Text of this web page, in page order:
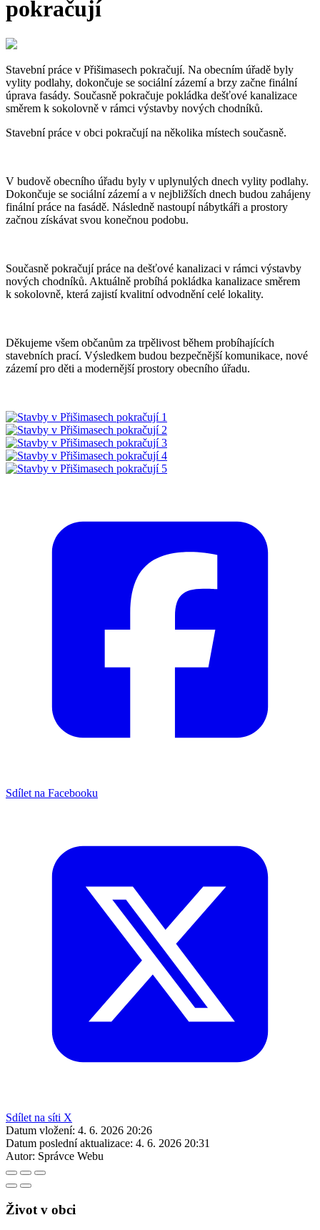
pokračují
Stavební práce v Přišimasech pokračují. Na obecním úřadě byly
vylity podlahy, dokončuje se sociální zázemí a brzy začne finální
úprava fasády. Současně pokračuje pokládka dešťové kanalizace
směrem k sokolovně v rámci výstavby nových chodníků.
Stavební práce v obci pokračují na několika místech současně.
V budově obecního úřadu byly v uplynulých dnech vylity podlahy.
Dokončuje se sociální zázemí a v nejbližších dnech budou zahájeny
finální práce na fasádě. Následně nastoupí nábytkáři a prostory
začnou získávat svou konečnou podobu.
Současně pokračují práce na dešťové kanalizaci v rámci výstavby
nových chodníků. Aktuálně probíhá pokládka kanalizace směrem
k sokolovně, která zajistí kvalitní odvodnění celé lokality.
Děkujeme všem občanům za trpělivost během probíhajících
stavebních prací. Výsledkem budou bezpečnější komunikace, nové
zázemí pro děti a modernější prostory obecního úřadu.
Sdílet na Facebooku
Sdílet na síti X
Datum vložení: 4. 6. 2026 20:26
Datum poslední aktualizace: 4. 6. 2026 20:31
Autor: Správce Webu
Život v obci